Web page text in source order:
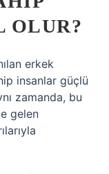
OLUR?
erkek
insanlar güçlü
zamanda, bu
gelen